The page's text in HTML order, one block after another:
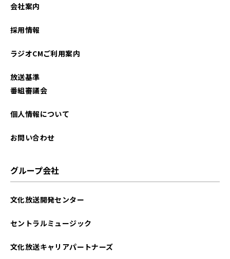
2022年11月
2022年08月
会社案内
採用情報
ラジオCMご利用案内
放送基準
番組審議会
個人情報について
お問い合わせ
グループ会社
文化放送開発センター
セントラルミュージック
文化放送キャリアパートナーズ